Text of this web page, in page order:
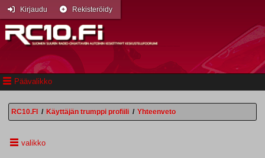
Päävalikko
Kirjaudu Rekisteröidy
RC10.FI / Käyttäjän trumppi profiili / Yhteenveto
valikko